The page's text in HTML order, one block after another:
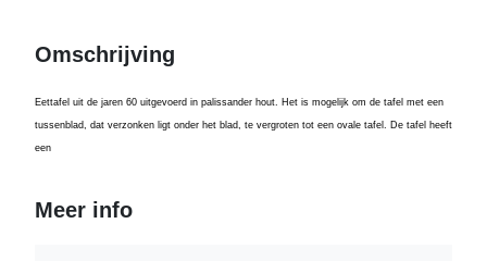
Omschrijving
Eettafel uit de jaren 60 uitgevoerd in palissander hout. Het is mogelijk om de tafel met een
tussenblad, dat verzonken ligt onder het blad, te vergroten tot een ovale tafel. De tafel heeft
een
Meer info